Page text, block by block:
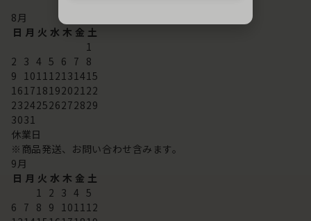
8月
日 月 火 水 木 金 土
1
2 3 4 5 6 7 8
9 101112131415
16171819202122
23242526272829
3031
休業日
※商品発送、お問い合わせ含みます。
9月
日 月 火 水 木 金 土
1 2 3 4 5
6 7 8 9 101112